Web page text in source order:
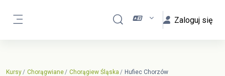
Przełącznik wyszukiwarki
Zaloguj się
Kursy Chorągwiane Chorągiew Śląska Hufiec Chorzów